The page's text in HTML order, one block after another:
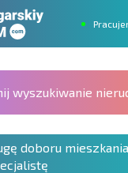
wyszukiwanie
doboru